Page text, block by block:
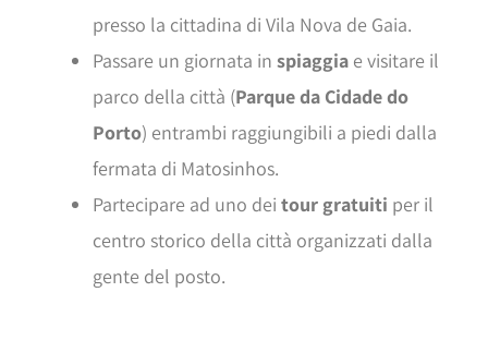
presso la cittadina di Vila Nova de Gaia.
Passare un giornata inspiaggia e visitare il
parco della città (Parque da Cidade do
Porto) entrambi raggiungibili a piedi dalla
fermata di Matosinhos.
Partecipare ad uno deitour gratuiti per il
centro storico della città organizzati dalla
gente del posto.